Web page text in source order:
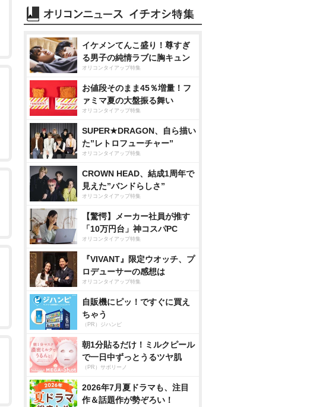
イケメンてんこ盛り！尊すぎ
る男子の純情ラブに胸キュン
オリコンタイアップ特集
お値段そのまま45％増量！フ
ァミマ夏の大盤振る舞い
オリコンタイアップ特集
SUPER★DRAGON、自ら描い
た”レトロフューチャー”
オリコンタイアップ特集
CROWN HEAD、結成1周年で
見えた”バンドらしさ”
オリコンタイアップ特集
【驚愕】メーカー社員が推す
「10万円台」神コスパPC
オリコンタイアップ特集
『VIVANT』限定ウオッチ、プ
ロデューサーの感想は
オリコンタイアップ特集
自販機にピッ！ですぐに買え
ちゃう
（PR）ジハンピ
朝1分貼るだけ！ミルクピール
で一日中ずっとうるツヤ肌
（PR）サボリーノ
2026年7月夏ドラマも、注目
作＆話題作が勢ぞろい！